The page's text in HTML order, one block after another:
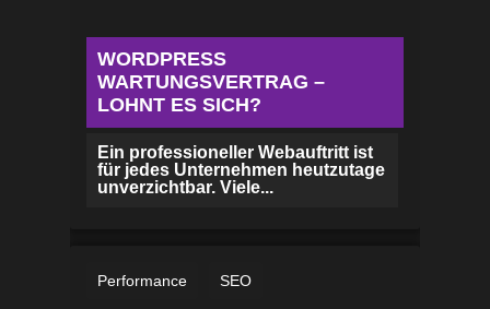
WORDPRESS
WARTUNGSVERTRAG –
LOHNT ES SICH?
Ein professioneller Webauftritt ist
für jedes Unternehmen heutzutage
unverzichtbar. Viele...
Performance SEO